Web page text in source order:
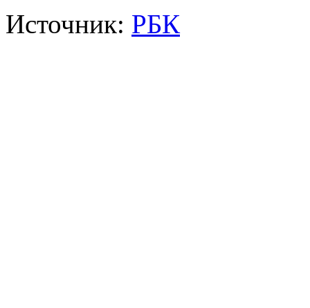
Источник: РБК